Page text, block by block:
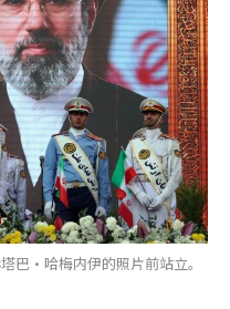
巴·哈梅内伊的照片前站立。